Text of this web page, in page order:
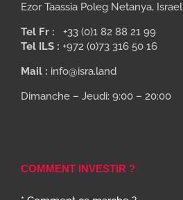
Ezor Taassia Poleg Netanya, Israel
Tel Fr : +33 (0)1 82 88 21 99
Tel ILS : +972 (0)73 316 50 16
Mail : info@isra.land
Dimanche – Jeudi: 9:00 – 20:00
COMMENT INVESTIR ?